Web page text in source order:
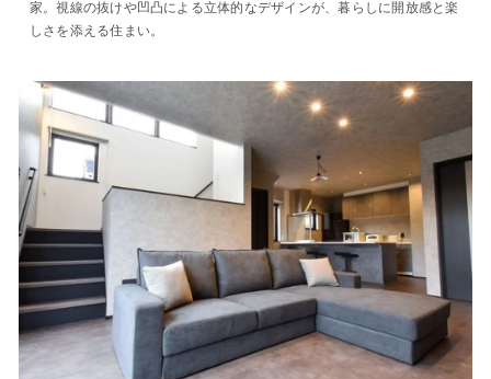
家。視線の抜けや凹凸による立体的なデザインが、暮らしに開放感と楽
しさを添える住まい。